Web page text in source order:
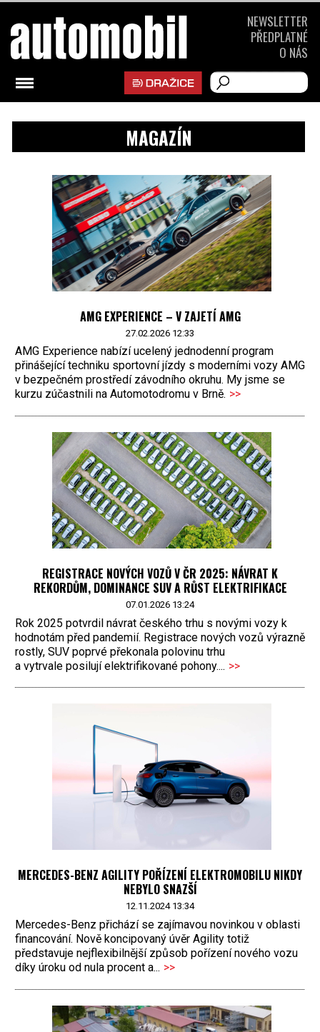
MAGAZÍN
AMG EXPERIENCE – V ZAJETÍ AMG
27.02.2026 12:33
AMG Experience nabízí ucelený jednodenní program
přinášející techniku sportovní jízdy s moderními vozy AMG
v bezpečném prostředí závodního okruhu. My jsme se
kurzu zúčastnili na Automotodromu v Brně. >>
REGISTRACE NOVÝCH VOZŮ V ČR 2025: NÁVRAT K
REKORDŮM, DOMINANCE SUV A RŮST ELEKTRIFIKACE
07.01.2026 13:24
Rok 2025 potvrdil návrat českého trhu s novými vozy k
hodnotám před pandemií. Registrace nových vozů výrazně
rostly, SUV poprvé překonala polovinu trhu
a vytrvale posilují elektrifikované pohony.... >>
MERCEDES-BENZ AGILITY POŘÍZENÍ ELEKTROMOBILU NIKDY
NEBYLO SNAZŠÍ
12.11.2024 13:34
Mercedes-Benz přichází se zajímavou novinkou v oblasti
financování. Nově koncipovaný úvěr Agility totiž
představuje nejflexibilnější způsob pořízení nového vozu
díky úroku od nula procent a... >>
NEWSLETTER
PŘEDPLATNÉ
O NÁS